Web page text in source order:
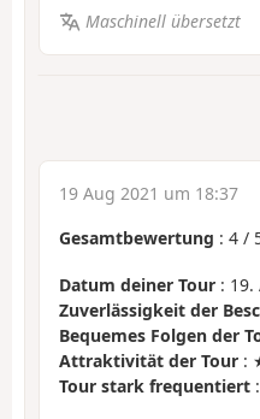
Maschinell übersetzt
19 Aug 2021 um 18:37
Gesamtbewertung : 4 /
Datum deiner Tour : 19.
Zuverlässigkeit der
Bequemes Folgen der
Attraktivität der Tour :
Tour stark frequentiert